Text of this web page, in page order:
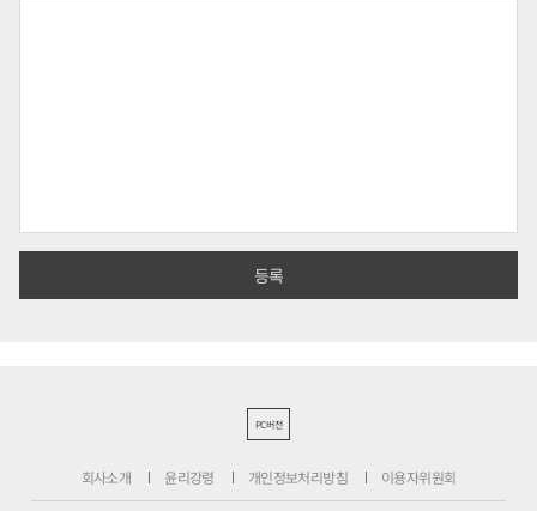
PC버전
회사소개 윤리강령 개인정보처리방침 이용자위원회